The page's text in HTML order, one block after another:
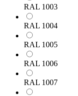
RAL 1003
RAL 1004
RAL 1005
RAL 1006
RAL 1007